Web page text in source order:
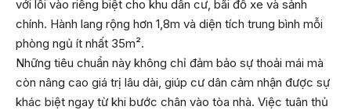
với lối vào riêng biệt cho khu dân cư, bãi đỗ xe và sảnh
chính. Hành lang rộng hơn 1,8m và diện tích trung bình mỗi
phòng ngủ ít nhất 35m².
Những tiêu chuẩn này không chỉ đảm bảo sự thoải mái mà
còn nâng cao giá trị lâu dài, giúp cư dân cảm nhận được sự
khác biệt ngay từ khi bước chân vào tòa nhà. Việc tuân thủ